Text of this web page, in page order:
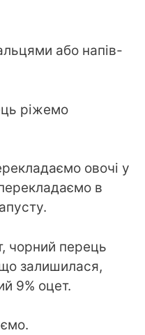
або напів-
ріжемо
овочі у
в
чорний перець
залишилася,
9% оцет.